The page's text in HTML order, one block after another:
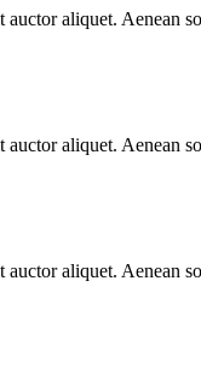
aliquet. Aenean
aliquet. Aenean
aliquet. Aenean